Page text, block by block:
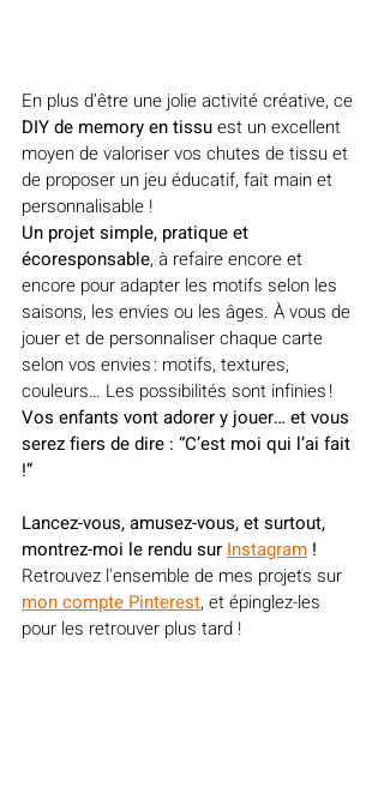
En plus d’être une jolie activité créative, ce
DIY de memory en tissu est un excellent
moyen de valoriser vos chutes de tissu et
de proposer un jeu éducatif, fait main et
personnalisable !
Un projet simple, pratique et
écoresponsable, à refaire encore et
encore pour adapter les motifs selon les
saisons, les envies ou les âges. À vous de
jouer et de personnaliser chaque carte
selon vos envies : motifs, textures,
couleurs… Les possibilités sont infinies !
Vos enfants vont adorer y jouer… et vous
serez fiers de dire : “C’est moi qui l’ai fait
!”
Lancez-vous, amusez-vous, et surtout,
montrez-moi le rendu sur Instagram !
Retrouvez l'ensemble de mes projets sur
mon compte Pinterest, et épinglez-les
pour les retrouver plus tard !